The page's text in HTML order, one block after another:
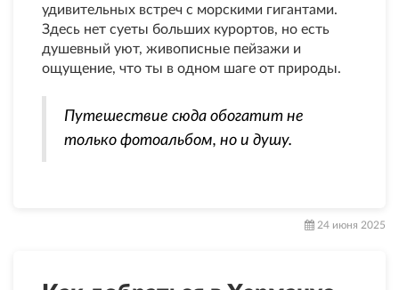
удивительных встреч с морскими гигантами.
Здесь нет суеты больших курортов, но есть
душевный уют, живописные пейзажи и
ощущение, что ты в одном шаге от природы.
Путешествие сюда обогатит не
только фотоальбом, но и душу.
24 июня 2025